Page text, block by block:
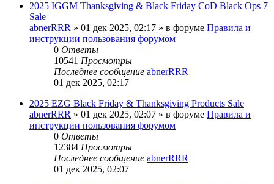
2025 IGGM Thanksgiving & Black Friday CoD Black Ops 7
Sale
abnerRRR » 01 дек 2025, 02:17 » в форуме Правила и
инструкции пользования форумом
0 Ответы
10541 Просмотры
Последнее сообщение abnerRRR
01 дек 2025, 02:17
2025 EZG Black Friday & Thanksgiving Products Sale
abnerRRR » 01 дек 2025, 02:07 » в форуме Правила и
инструкции пользования форумом
0 Ответы
12384 Просмотры
Последнее сообщение abnerRRR
01 дек 2025, 02:07